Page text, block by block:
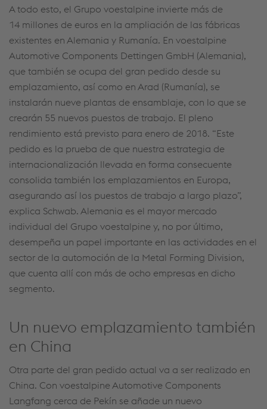
A todo esto, el Grupo voestalpine invierte más de
14 millones de euros en la ampliación de las fábricas
existentes en Alemania y Rumanía. En voestalpine
Automotive Components Dettingen GmbH (Alemania),
que también se ocupa del gran pedido desde su
emplazamiento, así como en Arad (Rumanía), se
instalarán nueve plantas de ensamblaje, con lo que se
crearán 55 nuevos puestos de trabajo. El pleno
rendimiento está previsto para enero de 2018. “Este
pedido es la prueba de que nuestra estrategia de
internacionalización llevada en forma consecuente
consolida también los emplazamientos en Europa,
asegurando así los puestos de trabajo a largo plazo”,
explica Schwab. Alemania es el mayor mercado
individual del Grupo voestalpine y, no por último,
desempeña un papel importante en las actividades en el
sector de la automoción de la Metal Forming Division,
que cuenta allí con más de ocho empresas en dicho
segmento.
Un nuevo emplazamiento también
en China
Otra parte del gran pedido actual va a ser realizado en
China. Con voestalpine Automotive Components
Langfang cerca de Pekín se añade un nuevo